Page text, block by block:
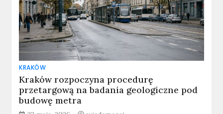
KRAKÓW
Kraków rozpoczyna procedurę
przetargową na badania geologiczne pod
budowę metra